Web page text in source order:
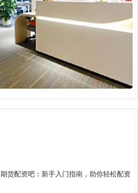
期货配资吧：新手入门指南，助你轻松配资